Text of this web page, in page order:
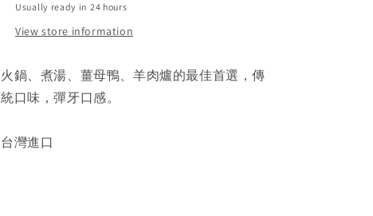
Usually ready in 24 hours
View store information
火鍋、煮湯、薑母鴨、羊肉爐的最佳首選，傳
統口味，彈牙口感。
台灣進口